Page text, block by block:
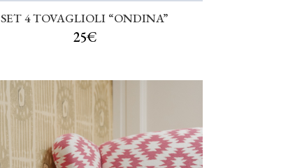
SET 4 TOVAGLIOLI “ONDINA”
25€